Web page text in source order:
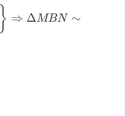
} ⇒ ΔMBN ∼